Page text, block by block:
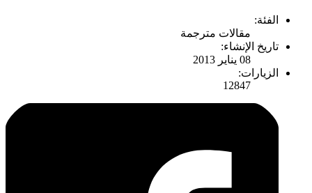
الفئة:
مقالات مترجمة
تاريخ الإنشاء:
08 يناير 2013
الزيارات:
12847